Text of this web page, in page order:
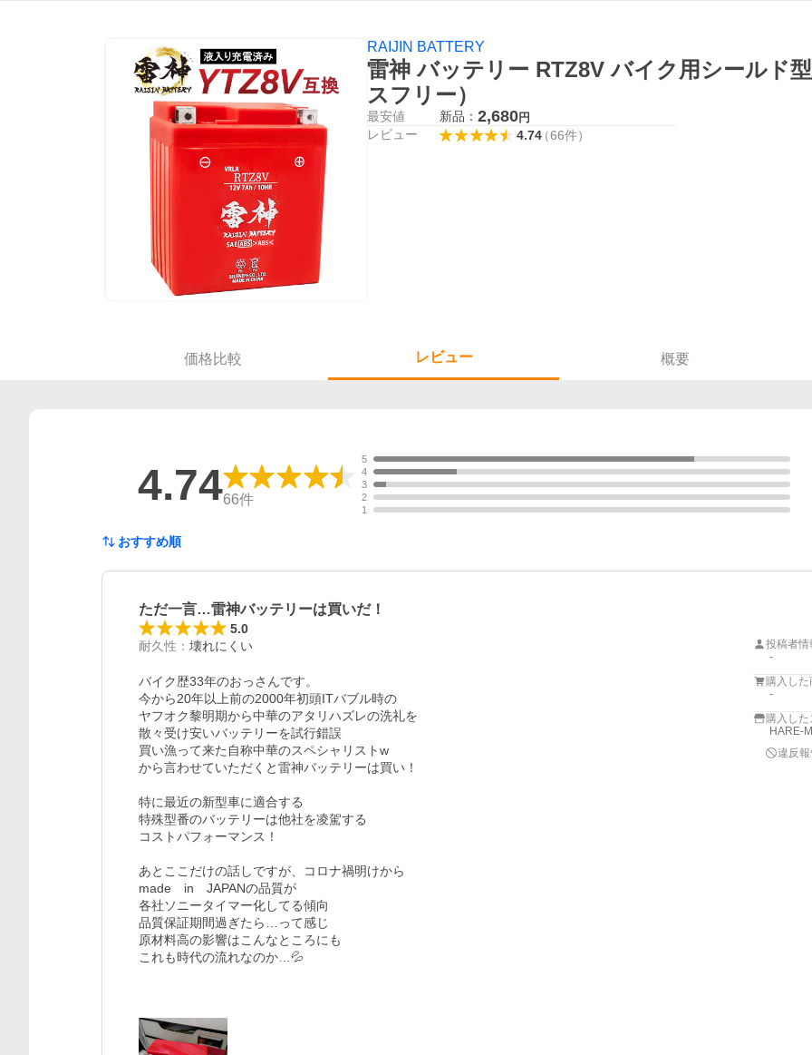
RAIJIN BATTERY
雷神 バッテリー RTZ8V バイク用シールド
スフリー）
最安値 新品： 2,680円
レビュー 4.74（66件）
価格比較 レビュー 概要
4.7466件
5
4
3
2
1
おすすめ順
ただ一言…雷神バッテリーは買いだ！
5.0
耐久性 ： 壊れにくい
バイク歴33年のおっさんです。
今から20年以上前の2000年初頭ITバブル時の
ヤフオク黎明期から中華のアタリハズレの洗礼を
散々受け安いバッテリーを試行錯誤
買い漁って来た自称中華のスペシャリストw
から言わせていただくと雷神バッテリーは買い！
特に最近の新型車に適合する
特殊型番のバッテリーは他社を凌駕する
コストパフォーマンス！
あとここだけの話しですが、コロナ禍明けから
made　in　JAPANの品質が
各社ソニータイマー化してる傾向
品質保証期間過ぎたら…って感じ
原材料高の影響はこんなところにも
これも時代の流れなのか…💦
投稿者情
-
購入した
-
購入した
HARE-
違反